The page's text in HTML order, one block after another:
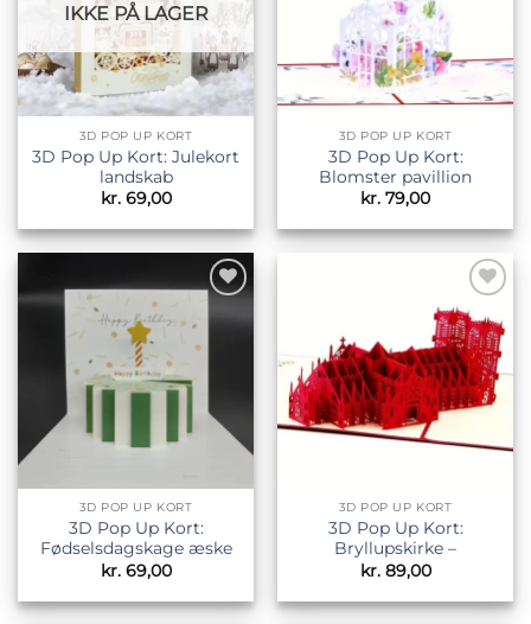
IKKE PÅ LAGER
3D POP UP KORT
3D Pop Up Kort: Julekort
landskab
kr.69,00
3D POP UP KORT
3D Pop Up Kort:
Blomster pavillion
kr. 79,00
ønskeliste
3D POP UP KORT
3D Pop Up Kort:
Fødselsdagskage æske
kr.69,00
Tilføj til
ønskeliste
3D POP UP KORT
3D Pop Up Kort:
Bryllupskirke –
kr.89,00